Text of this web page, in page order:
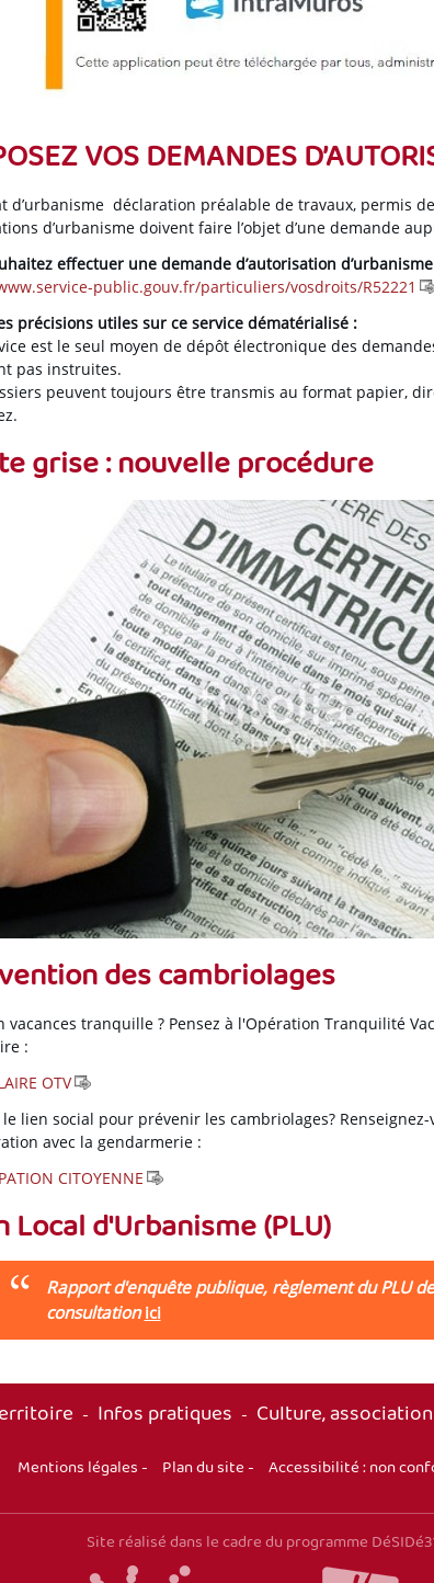
VOS DEMANDES
d’urbanisme déclaration préalable de travaux, permis
d’urbanisme doivent faire l’objet d’une demande
effectuer une demande d’autorisation
public.gouv.fr/particuliers/vosdroits/R52221
précisions utiles sur ce service dématérialisé :
est le seul moyen de dépôt électronique des
pas instruites.
peuvent toujours être transmis au format papier,
grise : nouvelle procédure
des cambriolages
vacances tranquille ? Pensez à l'Opération Tranquilité
:
OTV
lien social pour prévenir les cambriolages?
avec la gendarmerie :
CITOYENNE
Local d'Urbanisme (PLU)
Rapport d'enquête publique, règlement du PLU
consultationici
- Infos pratiques - Culture,
Mentions légales- Plan du site- Accessibilité : non
Site réalisé dans le cadre du programme